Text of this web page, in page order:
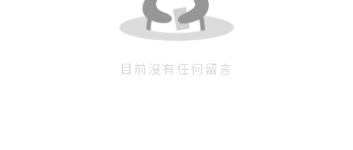
目前沒有任何留言